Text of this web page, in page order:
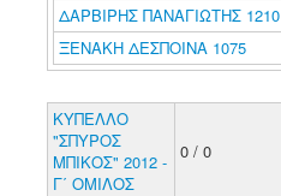
ΔΑΡΒΙΡΗΣ ΠΑΝΑΓΙΩΤΗΣ 1210
ΞΕΝΑΚΗ ΔΕΣΠΟΙΝΑ 1075
ΚΥΠΕΛΛΟ
"ΣΠΥΡΟΣ
ΜΠΙΚΟΣ" 2012 -
Γ΄ ΟΜΙΛΟΣ
0 / 0